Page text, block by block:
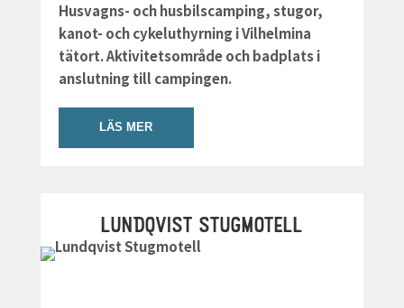
Husvagns- och husbilscamping, stugor,
kanot- och cykeluthyrning i Vilhelmina
tätort. Aktivitetsområde och badplats i
anslutning till campingen.
LÄS MER
LUNDQVIST STUGMOTELL